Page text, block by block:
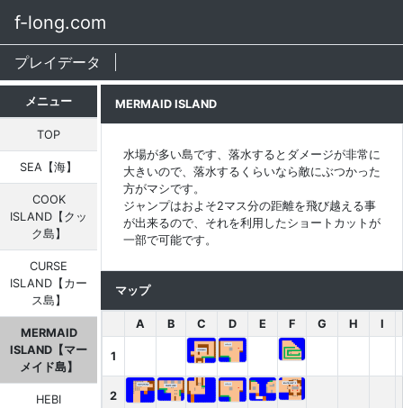
f-long.com
プレイデータ
メニュー
TOP
SEA【海】
COOK
ISLAND【クッ
ク島】
CURSE
ISLAND【カー
ス島】
MERMAID
ISLAND【マー
メイド島】
HEBI
MERMAID ISLAND
水場が多い島です、落水するとダメージが非常に
大きいので、落水するくらいなら敵にぶつかった
方がマシです。
ジャンプはおよそ2マス分の距離を飛び越える事
が出来るので、それを利用したショートカットが
一部で可能です。
マップ
A B C D E F G H I
1
2